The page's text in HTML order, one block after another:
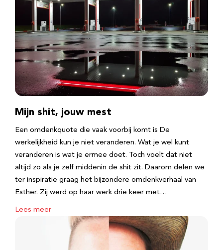
Mijn shit, jouw mest
Een omdenkquote die vaak voorbij komt is De
werkelijkheid kun je niet veranderen. Wat je wel kunt
veranderen is wat je ermee doet. Toch voelt dat niet
altijd zo als je zelf middenin de shit zit. Daarom delen we
ter inspiratie graag het bijzondere omdenkverhaal van
Esther. Zij werd op haar werk drie keer met…
Lees meer